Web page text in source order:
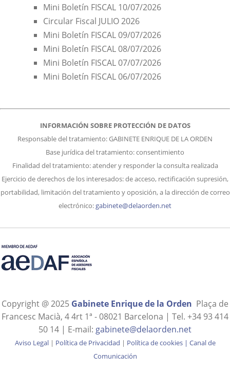
Mini Boletín FISCAL 10/07/2026
Circular Fiscal JULIO 2026
Mini Boletín FISCAL 09/07/2026
Mini Boletín FISCAL 08/07/2026
Mini Boletín FISCAL 07/07/2026
Mini Boletín FISCAL 06/07/2026
INFORMACIÓN SOBRE PROTECCIÓN DE DATOS
Responsable del tratamiento: GABINETE ENRIQUE DE LA ORDEN
Base jurídica del tratamiento: consentimiento
Finalidad del tratamiento: atender y responder la consulta realizada
Ejercicio de derechos de los interesados: de acceso, rectificación supresión,
portabilidad, limitación del tratamiento y oposición, a la dirección de correo
electrónico: gabinete@delaorden.net
Copyright @ 2025 Gabinete Enrique de la Orden Plaça de
Francesc Macià, 4 4rt 1ª - 08021 Barcelona | Tel. +34 93 414
50 14 | E-mail: gabinete@delaorden.net
Aviso Legal| Política de Privacidad | Política de cookies| Canal de
Comunicación